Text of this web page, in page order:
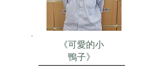
《可愛的小
鴨子》